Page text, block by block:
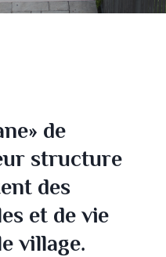
de
structure
des
et de vie
village.